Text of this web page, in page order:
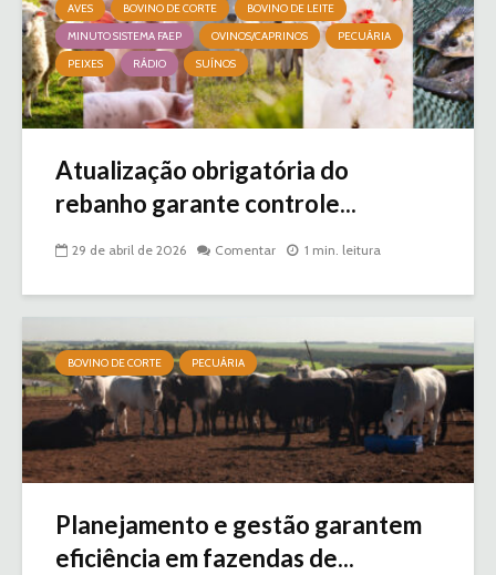
AVES BOVINO DE CORTE
BOVINO DE LEITE
MINUTO SISTEMA FAEP
OVINOS/CAPRINOS
PECUÁRIA
PEIXES
RÁDIO SUÍNOS
Atualização obrigatória do
rebanho garante controle...
29 de abril de 2026 Comentar 1 min. leitura
BOVINO DE CORTE PECUÁRIA
Planejamento e gestão garantem
eficiência em fazendas de...